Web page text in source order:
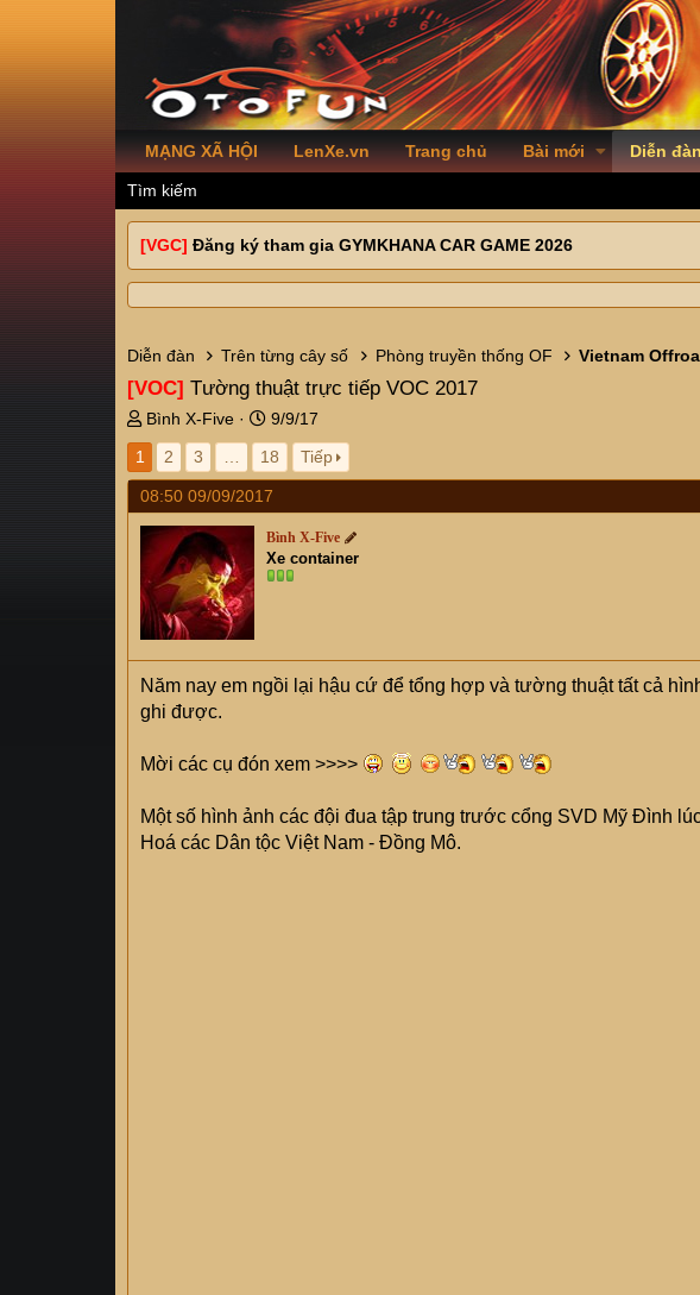
MẠNG XÃ HỘI LenXe.vn Trang chủ Bài mới Diễn đàn
Tìm kiếm
[VGC] Đăng ký tham gia GYMKHANA CAR GAME 2026
Diễn đàn Trên từng cây số Phòng truyền thống OF Vietnam
[VOC] Tường thuật trực tiếp VOC 2017
T
h
e
a
d
s
a
r
t
e
r
Bình X-Five
N
g
à
y
ử
i
9/9/17
1
2 3 18 Tiếp
08:50 09/09/2017
Bình X-Five
Xe container
Năm nay em ngồi lại hậu cứ để tổng hợp và tường thuật tất cả
ghi được.
Mời các cụ đón xem >>>>
Một số hình ảnh các đội đua tập trung trước cổng SVD Mỹ Đình
Hoá các Dân tộc Việt Nam - Đồng Mô.